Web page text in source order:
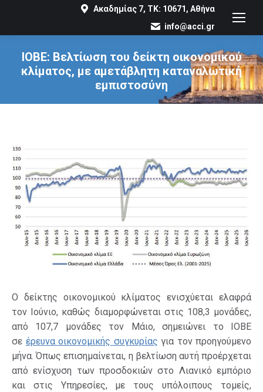
Ακαδημίας 7, ΤΚ: 10671, Αθήνα
info@acci.gr
ΙΟΒΕ: Βελτίωση του δείκτη οικονομικού
κλίματος, με αμετάβλητη καταναλωτική
εμπιστοσύνη
You are here:
Ο δείκτης οικονομικού κλίματος ενισχύεται ελαφρά
τον Ιούνιο, καθώς διαμορφώνεται στις 108,3 μονάδες,
από 107,7 μονάδες τον Μάιο, σημειώνει το ΙΟΒΕ
σε έρευνα οικονομικής συγκυρίας για τον προηγούμενο
μήνα. Όπως επισημαίνεται, η βελτίωση αυτή προέρχεται
από ενίσχυση των προσδοκιών στο Λιανικό εμπόριο
και στις Υπηρεσίες, με τους υπόλοιπους τομείς,